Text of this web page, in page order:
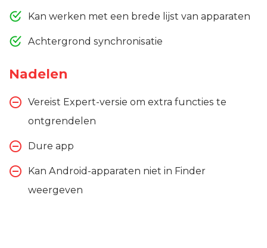
Kan werken met een brede lijst van apparaten
Achtergrond synchronisatie
Nadelen
Vereist Expert-versie om extra functies te
ontgrendelen
Dure app
Kan Android-apparaten niet in Finder
weergeven